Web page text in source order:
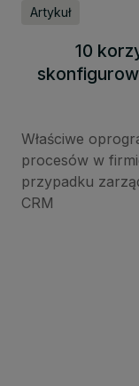
Artykuł
10
Właściwe
procesów w
przypadku
CRM